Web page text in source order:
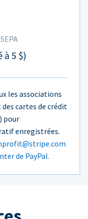
5 $)
les associations
cartes de crédit
pour
enregistrées.
de PayPal.